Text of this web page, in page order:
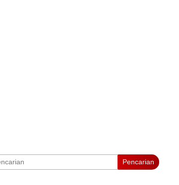
Pencarian